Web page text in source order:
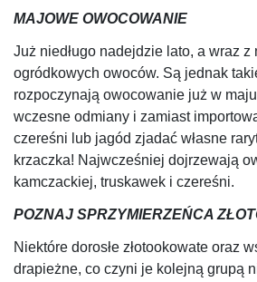
MAJOWE OWOCOWANIE
Już niedługo nadejdzie lato, a wraz z
ogródkowych owoców. Są jednak
rozpoczynają owocowanie już w
wczesne odmiany i zamiast
czereśni lub jagód zjadać własne
krzaczka! Najwcześniej dojrzewają
kamczackiej, truskawek i czereśni.
POZNAJ SPRZYMIERZEŃCA
Niektóre dorosłe złotookowate oraz
drapieżne, co czyni je kolejną grupą